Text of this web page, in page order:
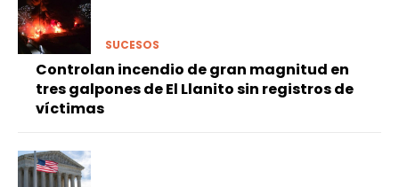
SUCESOS
Controlan incendio de gran magnitud en
tres galpones de El Llanito sin registros de
víctimas